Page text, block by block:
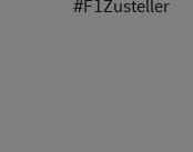
#F1Zusteller